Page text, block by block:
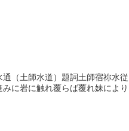
（土師水道）題詞土師宿祢水従
に岩に触れ覆らば覆れ妹により